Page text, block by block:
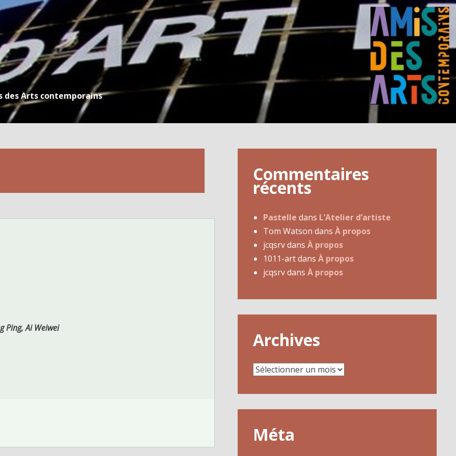
des Arts contemporains
Ping, Ai Weiwei
Commentaires
récents
Pastelle dans L’Atelier d’artiste
Tom Watson dansÀ propos
jcqsrvdansÀ propos
1011-artdansÀ propos
jcqsrvdansÀ propos
Archives
Archives
Méta